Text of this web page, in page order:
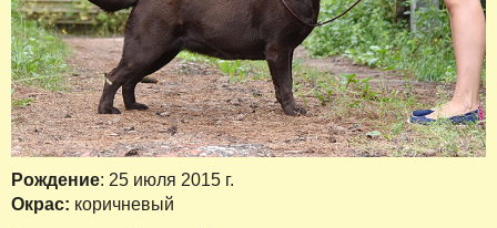
Рождение: 25 июля 2015 г.
Окрас: коричневый